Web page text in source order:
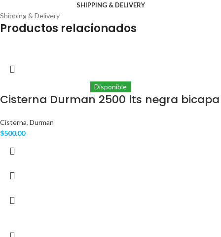
SHIPPING & DELIVERY
Shipping & Delivery
Productos relacionados
Disponible
Cisterna Durman 2500 lts negra bicapa
Cisterna, Durman
$500.00